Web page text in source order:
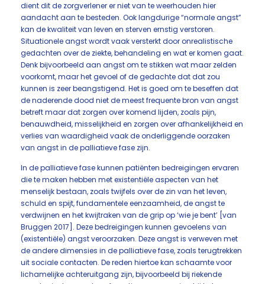
dient dit de zorgverlener er niet van te weerhouden hier
aandacht aan te besteden. Ook langdurige “normale angst”
kan de kwaliteit van leven en sterven ernstig verstoren.
Situationele angst wordt vaak versterkt door onrealistische
gedachten over de ziekte, behandeling en wat er komen gaat.
Denk bijvoorbeeld aan angst om te stikken wat maar zelden
voorkomt, maar het gevoel of de gedachte dat dat zou
kunnen is zeer beangstigend. Het is goed om te beseffen dat
de naderende dood niet de meest frequente bron van angst
betreft maar dat zorgen over komend lijden, zoals pijn,
benauwdheid, misselijkheid en zorgen over afhankelijkheid en
verlies van waardigheid vaak de onderliggende oorzaken
van angst in de palliatieve fase zijn.
In de palliatieve fase kunnen patiënten bedreigingen ervaren
die te maken hebben met existentiële aspecten van het
menselijk bestaan, zoals twijfels over de zin van het leven,
schuld en spijt, fundamentele eenzaamheid, de angst te
verdwijnen en het kwijtraken van de grip op ‘wie je bent’ [van
Bruggen 2017]. Deze bedreigingen kunnen gevoelens van
(existentiële) angst veroorzaken. Deze angst is verweven met
de andere dimensies in de palliatieve fase, zoals terugtrekken
uit sociale contacten. De reden hiertoe kan schaamte voor
lichamelijke achteruitgang zijn, bijvoorbeeld bij riekende